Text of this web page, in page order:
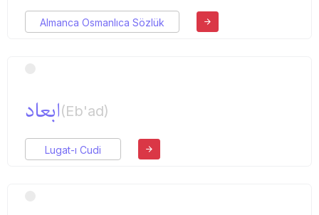
Almanca Osmanlıca Sözlük
ابعاد(Eb'ad)
Lugat-ı Cudi